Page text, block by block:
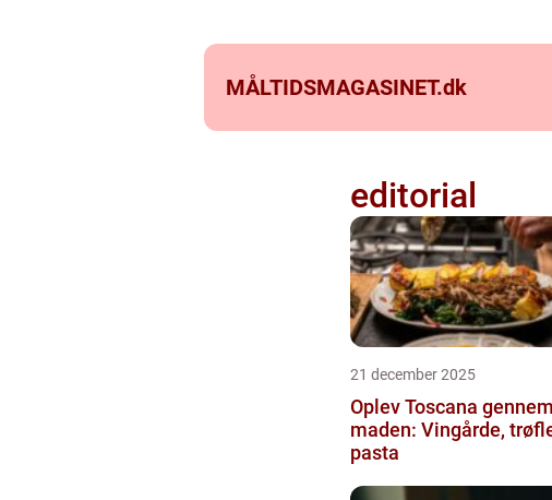
MÅLTIDSMAGASINET.dk
editorial
21 december 2025
Oplev Toscana gennem
maden: Vingårde,
pasta